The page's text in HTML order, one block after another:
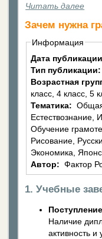
Читать далее
Зачем нужна
Информация
Дата
Тип публикации:
Возрастная
класс, 4 класс, 5
Тематика: Общая, Астрономия, Анатомия, Английский язык, Биология, Ботаника, География, Геометрия, Домоводство,
Обучение
Рисование,
Экономика,
Автор: Фактор
1. Учебные
Наличие
активность и